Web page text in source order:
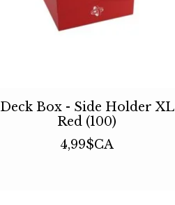
Deck Box - Side Holder XL
Red (100)
4,99$CA